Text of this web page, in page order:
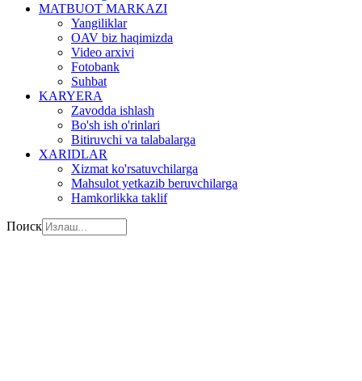
MATBUOT MARKAZI
Yangiliklar
OAV biz haqimizda
Video arxivi
Fotobank
Suhbat
KARYERA
Zavodda ishlash
Bo'sh ish o'rinlari
Bitiruvchi va talabalarga
XARIDLAR
Xizmat ko'rsatuvchilarga
Mahsulot yetkazib beruvchilarga
Hamkorlikka taklif
Поиск